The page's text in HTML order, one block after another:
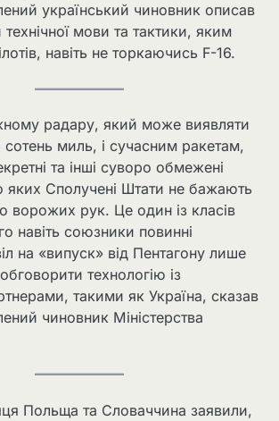
український чиновник описав
мови та тактики, яким
навіть не торкаючись F-16.
радару, який може виявляти
сотень миль, і сучасним ракетам,
та інші суворо обмежені
Сполучені Штати не бажають
ворожих рук. Це один із класів
навіть союзники повинні
на «випуск» від Пентагону лише
технологію із
такими як Україна, сказав
чиновник Міністерства
Польща та Словаччина заявили,